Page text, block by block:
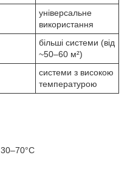
універсальне
використання
більші системи (від
~50–60 м²)
системи з високою
температурою
30–70°C